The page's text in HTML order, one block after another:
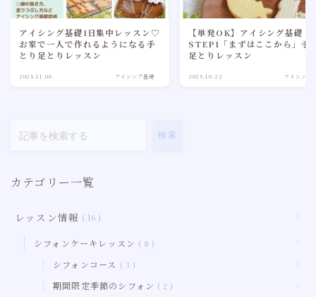
アイシング基礎1日集中レッスン♡
お家で一人で作れるようになる手
とり足とりレッスン
2025.11.06 アイシング基礎
【単発OK】アイシング基礎
STEP1「まずはここから」手
足とりレッスン
2025.10.22 アイシング
検索
カテゴリー一覧
レッスン情報 16
シフォンケーキレッスン 8
シフォンコース 3
期間限定季節のシフォン 2